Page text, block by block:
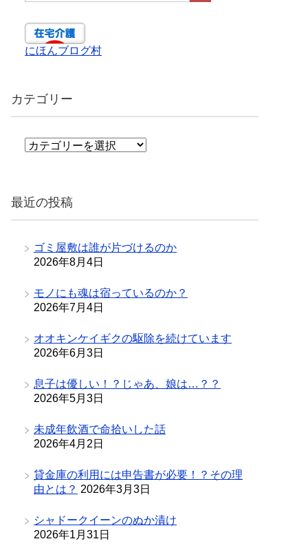
にほんブログ村
カテゴリー
カ
ー
最近の投稿
ゴミ屋敷は誰が片づけるのか
2026年8月4日
モノにも魂は宿っているのか？
2026年7月4日
オオキンケイギクの駆除を続けています
2026年6月3日
息子は優しい！？じゃあ、娘は…？？
2026年5月3日
未成年飲酒で命拾いした話
2026年4月2日
貸金庫の利用には申告書が必要！？その理
由とは？ 2026年3月3日
シャドークイーンのぬか漬け
2026年1月31日